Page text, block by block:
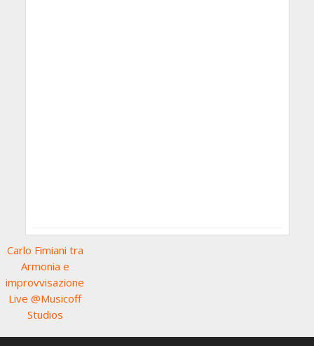
Carlo Fimiani tra
Armonia e
improvvisazione
Live @Musicoff
Studios